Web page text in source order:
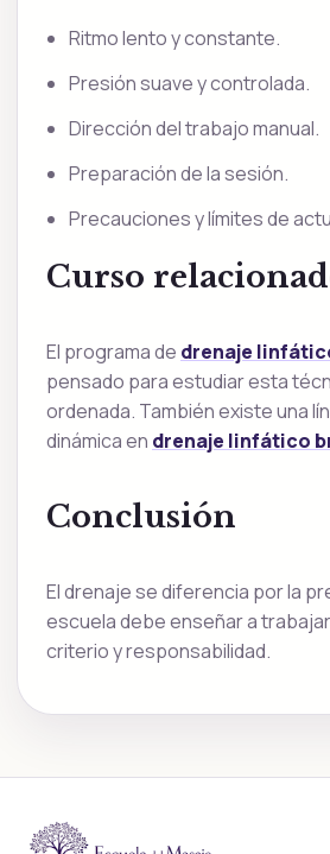
Ritmo lento y constante.
Presión suave y controlada.
Dirección del trabajo manual.
Preparación de la sesión.
Precauciones y límites de
Curso
El programa de drenaje
pensado para estudiar esta
ordenada. También existe una
dinámica en drenaje linfático
Conclusión
El drenaje se diferencia por la
escuela debe enseñar a
criterio y responsabilidad.